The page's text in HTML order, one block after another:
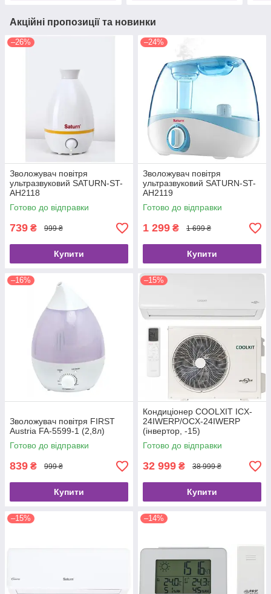
Акційні пропозиції та новинки
–26%
Зволожувач повітря
ультразвуковий SATURN-ST-
AH2118
Готово до відправки
739 ₴ 999 ₴
Купити
–24%
Зволожувач повітря
ультразвуковий SATURN-ST-
AH2119
Готово до відправки
1 299 ₴ 1 699 ₴
Купити
–16%
Зволожувач повітря FIRST
Austria FA-5599-1 (2,8л)
Готово до відправки
839 ₴ 999 ₴
Купити
–15%
Кондиціонер COOLXIT ICX-
24IWERP/OCX-24IWERP
(інвертор, -15)
Готово до відправки
32 999 ₴ 38 999 ₴
Купити
–15% –14%